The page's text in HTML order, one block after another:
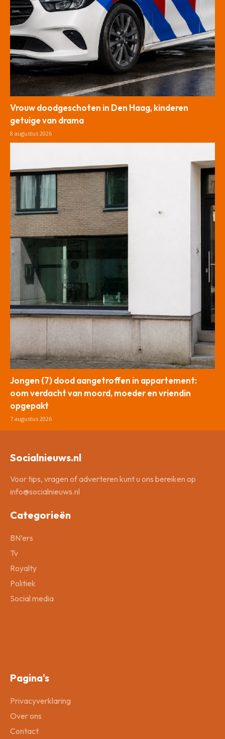
Vrouw doodgeschoten in Den Haag, kinderen
getuige van drama
8 augustus 2026
Jongen (7) dood aangetroffen in appartement:
oom verdacht van moord, moeder en vriendin
opgepakt
7 augustus 2026
Socialnieuws.nl
Voor tips, vragen of adverteren kunt u ons bereiken op
info@socialnieuws.nl
Categorieën
BN’ers
Tv
Royalty
Politiek
Social media
Pagina's
Privacyverklaring
Over ons
Contact